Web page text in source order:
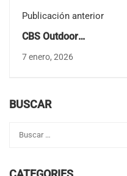
Publicación anterior
CBS Outdoor
desconecta de las
7 enero, 2026
BUSCAR